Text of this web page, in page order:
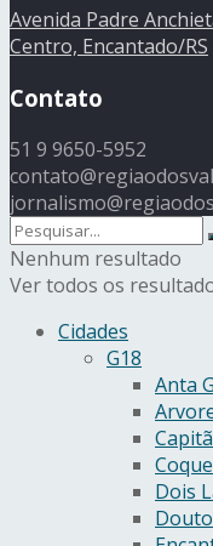
Avenida Padre
Centro, Encantado/RS
Contato
51 9 9650-5952
Nenhum resultado
Ver todos os
Cidades
G18
Anta
Dois